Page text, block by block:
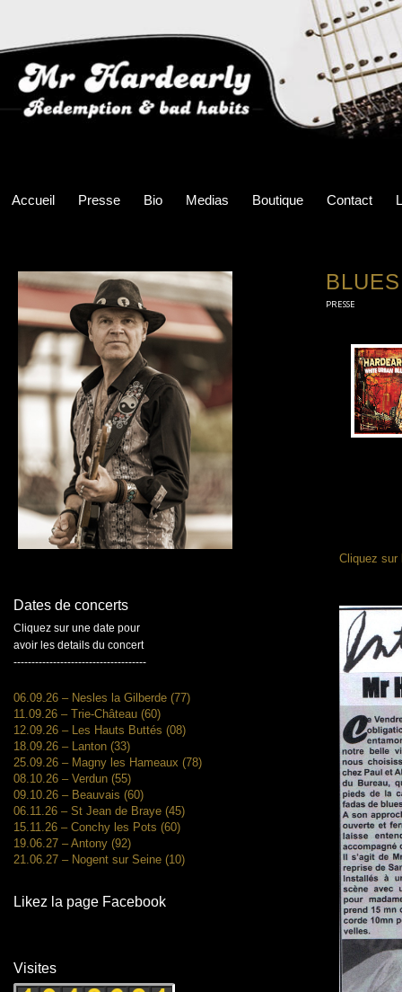
Accueil Presse Bio Medias Boutique Contact
PRESSE
Cliquez sur
Dates de concerts
Cliquez sur une date pour
avoir les details du concert
-------------------------------------
06.09.26 – Nesles la Gilberde (77)
11.09.26 – Trie-Château (60)
12.09.26 – Les Hauts Buttés (08)
18.09.26 – Lanton (33)
25.09.26 – Magny les Hameaux (78)
08.10.26 – Verdun (55)
09.10.26 – Beauvais (60)
06.11.26 – St Jean de Braye (45)
15.11.26 – Conchy les Pots (60)
19.06.27 – Antony (92)
21.06.27 – Nogent sur Seine (10)
Likez la page Facebook
Visites